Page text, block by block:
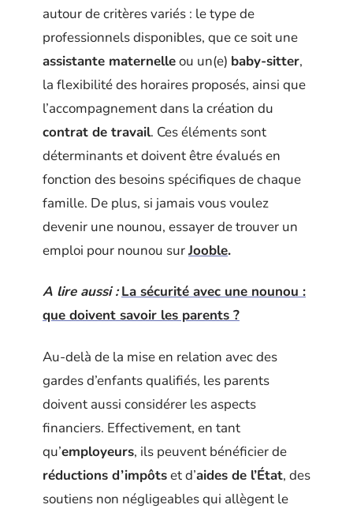
autour de critères variés : le type de
professionnels disponibles, que ce soit une
assistante maternelleou un(e) baby-sitter,
la flexibilité des horaires proposés, ainsi que
l’accompagnement dans la création du
contrat de travail. Ces éléments sont
déterminants et doivent être évalués en
fonction des besoins spécifiques de chaque
famille. De plus, si jamais vous voulez
devenir une nounou, essayer de trouver un
emploi pour nounou surJooble.
A lire aussi : La sécurité avec une nounou :
que doivent savoir les parents ?
Au-delà de la mise en relation avec des
gardes d’enfants qualifiés, les parents
doivent aussi considérer les aspects
financiers. Effectivement, en tant
qu’employeurs, ils peuvent bénéficier de
réductions d’impôtset d’aides de l’État, des
soutiens non négligeables qui allègent le